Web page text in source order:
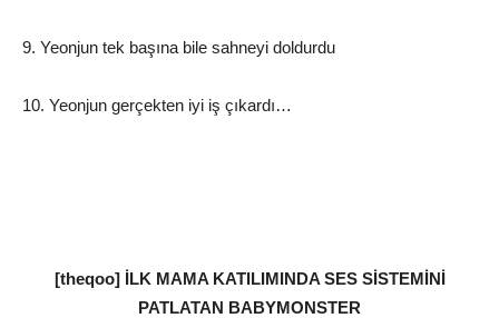
9. Yeonjun tek başına bile sahneyi doldurdu
10. Yeonjun gerçekten iyi iş çıkardı…
[theqoo] İLK MAMA KATILIMINDA SES SİSTEMİNİ
PATLATAN BABYMONSTER